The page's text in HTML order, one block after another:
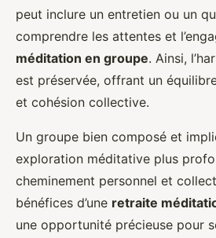
peut inclure un entretien ou un
comprendre les attentes et
méditation en groupe. Ainsi,
est préservée, offrant un
et cohésion collective.
Un groupe bien composé et
exploration méditative plus
cheminement personnel et
bénéfices d’une retraite
une opportunité précieuse pour